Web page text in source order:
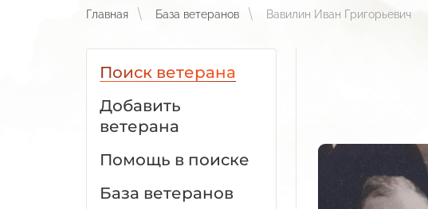
Главная База ветеранов Вавилин Иван Григорьевич
Поиск ветерана
Добавить
ветерана
Помощь в поиске
База ветеранов